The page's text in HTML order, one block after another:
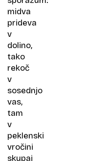
midva
prideva
v
dolino,
tako
rekoč
v
sosednjo
vas,
tam
v
peklenski
vročini
skupaj